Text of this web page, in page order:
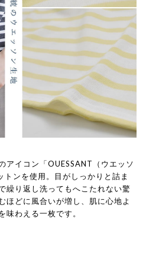
アイコン「OUESSANT（ウエッソ
ンを使用。目がしっかりと詰ま
繰り返し洗ってもへこたれない驚
ほどに風合いが増し、肌に心地よ
味わえる一枚です。